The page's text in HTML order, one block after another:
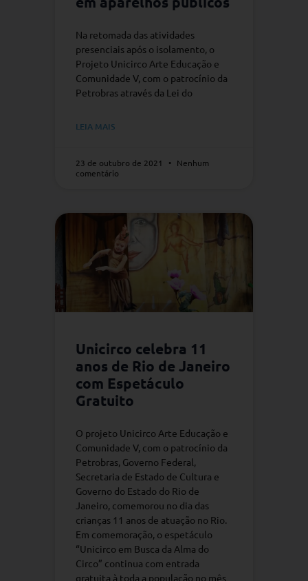
Na retomada das atividades
presenciais após o isolamento, o
Projeto Unicirco Arte Educação e
Comunidade V, com o patrocínio da
Petrobras através da Lei do
LEIA MAIS
23 de outubro de 2021
Nenhum
comentário
Unicirco celebra 11
anos de Rio de Janeiro
com Espetáculo
Gratuito
O projeto Unicirco Arte Educação e
Comunidade V, com o patrocínio da
Petrobras, Governo Federal,
Secretaria de Estado de Cultura e
Governo do Estado do Rio de
Janeiro, comemorou no dia das
crianças 11 anos de atuação no Rio.
Em comemoração, o espetáculo
“Unicirco em Busca da Alma do
Circo” continua com entrada
gratuita à toda a população no mês